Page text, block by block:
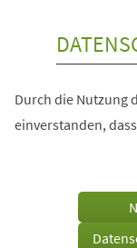
Durch die Nutzung
einverstanden,